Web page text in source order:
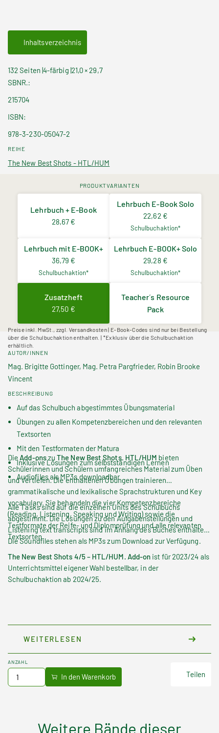
Inhaltsverzeichnis
132 Seiten 4-färbig 21,0 × 29,7
SBNR.
215704
ISBN
978-3-230-05047-2
REIHE
The New Best Shots - HTL/HUM
PRODUKTVARIANTEN
Lehrbuch + E-Book
28,67 €
Lehrbuch E-Book Solo
22,62 €
Schulbuchaktion*
Lehrbuch mit E-BOOK+
36,79 €
Schulbuchaktion*
Lehrbuch E-BOOK+ Solo
29,28 €
Schulbuchaktion*
Zusatzheft
27,50 €
Teacher´s Resource
Pack
Preise inkl. MwSt., zzgl. Versandkosten | E-Book-Codes sind nur bei Bestellung
über die Schulbuchaktion enthalten. | *Exklusiv über die Schulbuchaktion
erhältlich.
AUTOR/INNEN
Mag. Brigitte Gottinger, Mag. Petra Pargfrieder, Robin Brooke
Vincent
BESCHREIBUNG
Auf das Schulbuch abgestimmtes Übungsmaterial
Übungen zu allen Kompetenzbereichen und den relevanten
Textsorten
Mit den Testformaten der Matura
Inklusive Lösungen zum selbstständigen Lernen
Audiofiles als MP3s downloadbar
DieAdd-onszuThe New Best Shots. HTL/HUM bieten
Schülerinnen und Schülern umfangreiches Material zum Üben
und Vertiefen. Die enthaltenen Übungen trainieren
grammatikalische und lexikalische Sprachstrukturen und Key
vocabulary. Sie behandeln die vier Kompetenzbereiche
(Reading, Listening, Speaking und Writing) sowie die
Testformate der Reife- und Diplomprüfung und alle relevanten
Textsorten.
Alle Tasks sind auf die einzelnenUnitsdes Schulbuchs
abgestimmt. Die Lösungen zu den Aufgabenstellungen und
Listening text transcriptssind im Anhang des Buches enthalten.
Die Soundfiles stehen als MP3s zum Download zur Verfügung.
The New Best Shots 4/5 – HTL/HUM. Add-on ist für 2023/24 als
Unterrichtsmittel eigener Wahl bestellbar, in der
Schulbuchaktion ab 2024/25.
WEITERLESEN
ANZAHL
Teilen
Weitere Bände dieser